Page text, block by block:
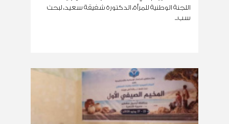
اللجنة الوطنية للمرأة، الدكتورة شفيقة سعيد، لبحث
سب...